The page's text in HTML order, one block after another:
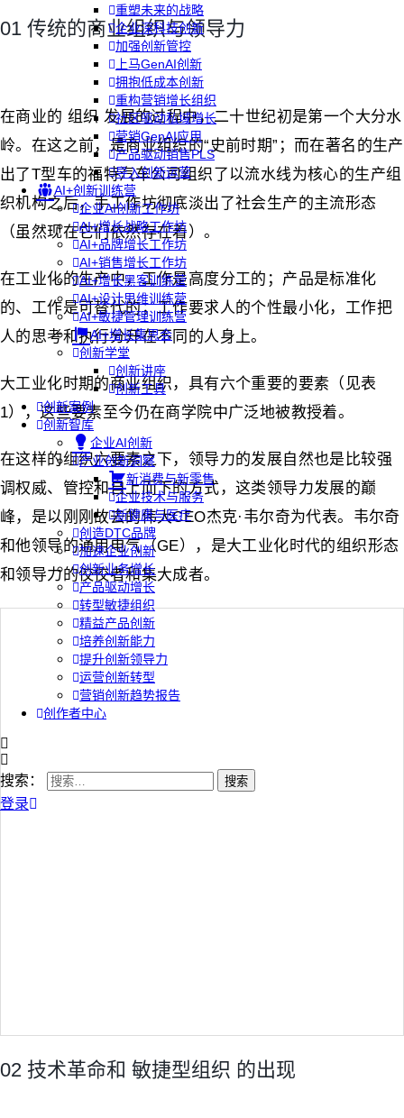
重塑未来的战略
企业深科技创新
加强创新管控
上马GenAI创新
拥抱低成本创新
重构营销增长组织
社区驱动私域增长
营销GenAI应用
产品驱动销售PLS
导入创新运营
AI+创新训练营
企业AI创新工作坊
AI+增长战略工作坊
AI+品牌增长工作坊
AI+销售增长工作坊
AI+增长黑客训练营
AI+设计思维训练营
AI+敏捷管理训练营
AI+增长集思会
创新学堂
创新讲座
创新工具
创新案例
创新智库
企业AI创新
产业创新洞察
新消费与新零售
企业技术与服务
新健康与医疗
创造DTC品牌
加速企业创新
创新业务增长
产品驱动增长
转型敏捷组织
精益产品创新
培养创新能力
提升创新领导力
运营创新转型
营销创新趋势报告
创作者中心
搜索：
登录
01 传统的商业组织与领导力
在商业的 组织 发展的过程中，二十世纪初是第一个大分水
岭。在这之前，是商业组织的“史前时期”；而在著名的生产
出了T型车的福特汽车公司组织了以流水线为核心的生产组
织机构之后，手工作坊彻底淡出了社会生产的主流形态
（虽然现在它们依然存在着）。
在工业化的生产中，工作是高度分工的；产品是标准化
的、工作是可替代的；工作要求人的个性最小化，工作把
人的思考和执行分开在不同的人身上。
大工业化时期的商业组织，具有六个重要的要素（见表
1），这些要素至今仍在商学院中广泛地被教授着。
在这样的组织六要素之下，领导力的发展自然也是比较强
调权威、管控和自上而下的方式，这类领导力发展的巅
峰，是以刚刚故去的伟大CEO杰克·韦尔奇为代表。韦尔奇
和他领导的通用电气（GE），是大工业化时代的组织形态
和领导力的佼佼者和集大成者。
02 技术革命和 敏捷型组织 的出现